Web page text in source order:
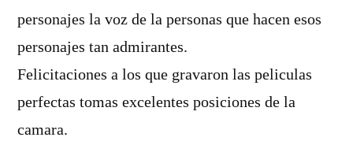
personajes la voz de la personas que hacen esos
personajes tan admirantes.
Felicitaciones a los que gravaron las peliculas
perfectas tomas excelentes posiciones de la
camara.